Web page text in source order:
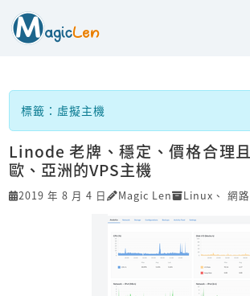
標籤：虛擬主機
Linode 老牌、穩定、價格合理
歐、亞洲的VPS主機
2019 年 8 月 4 日 Magic Len Linux 、 網